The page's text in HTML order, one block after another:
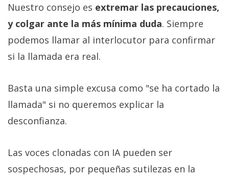
Nuestro consejo es extremar las precauciones,
y colgar ante la más mínima duda. Siempre
podemos llamar al interlocutor para confirmar
si la llamada era real.
Basta una simple excusa como "se ha cortado la
llamada" si no queremos explicar la
desconfianza.
Las voces clonadas con IA pueden ser
sospechosas, por pequeñas sutilezas en la